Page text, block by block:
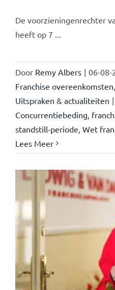
De voorzieningenrechter
heeft op 7 ...
Door Remy Albers | 06-08-
Franchise overeenkomsten
Uitspraken & actualiteiten |
Concurrentiebeding
standstill-periode Wet
Lees Meer